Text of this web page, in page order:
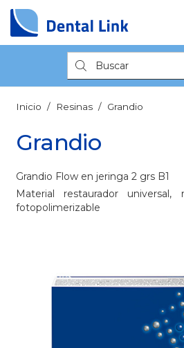
Búsqueda
de
productos
Inicio / Resinas / Grandio
Grandio
Grandio Flow en jeringa 2 grs B1
Material restaurador universal,
fotopolimerizable